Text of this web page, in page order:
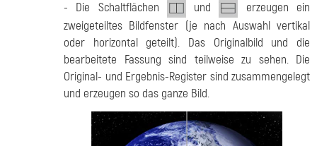
- Die Schaltflächen
und
erzeugen ein
zweigeteiltes Bildfenster (je nach Auswahl vertikal
oder horizontal geteilt). Das Originalbild und die
bearbeitete Fassung sind teilweise zu sehen. Die
Original- und Ergebnis-Register sind zusammengelegt
und erzeugen so das ganze Bild.